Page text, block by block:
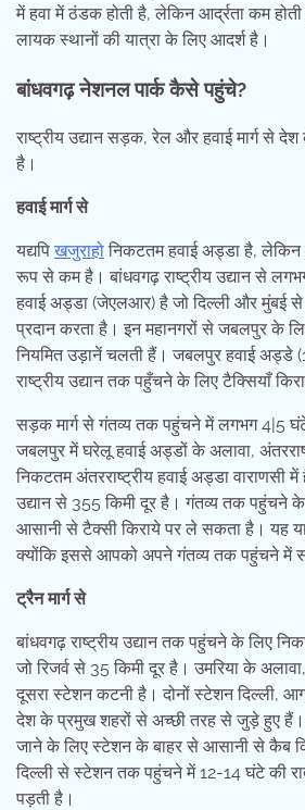
में हवा में ठंडक होती है, लेकिन आर्द्रता कम
लायक स्थानों की यात्रा के लिए आदर्श है।
बांधवगढ़ नेशनल पार्क कैसे पहुंचे?
राष्ट्रीय उद्यान सड़क, रेल और हवाई मार्ग से
है।
हवाई मार्ग से
यद्यपि खजुराहो निकटतम हवाई अड्डा है, लेकिन
रूप से कम है। बांधवगढ़ राष्ट्रीय उद्यान से
हवाई अड्डा (जेएलआर) है जो दिल्ली और मुंबई से
प्रदान करता है। इन महानगरों से जबलपुर के
नियमित उड़ानें चलती हैं। जबलपुर हवाई अड्डे
राष्ट्रीय उद्यान तक पहुँचने के लिए टैक्सियाँ
सड़क मार्ग से गंतव्य तक पहुंचने में लगभग 4|5
जबलपुर में घरेलू हवाई अड्डों के अलावा,
निकटतम अंतरराष्ट्रीय हवाई अड्डा वाराणसी में
उद्यान से 355 किमी दूर है। गंतव्य तक पहुंचने
आसानी से टैक्सी किराये पर ले सकता है। यह
क्योंकि इससे आपको अपने गंतव्य तक पहुंचने में
ट्रैन मार्ग से
बांधवगढ़ राष्ट्रीय उद्यान तक पहुंचने के लिए
जो रिजर्व से 35 किमी दूर है। उमरिया के
दूसरा स्टेशन कटनी है। दोनों स्टेशन दिल्ली,
देश के प्रमुख शहरों से अच्छी तरह से जुड़े हुए
जाने के लिए स्टेशन के बाहर से आसानी से कैब
दिल्ली से स्टेशन तक पहुंचने में 12-14 घंटे की
पड़ती है।